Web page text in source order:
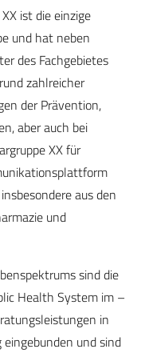
ist die einzige
und hat neben
des Fachgebietes
zahlreicher
der Prävention,
aber auch bei
XX für
aus den
und
sind die
Health System im –
in
und sind